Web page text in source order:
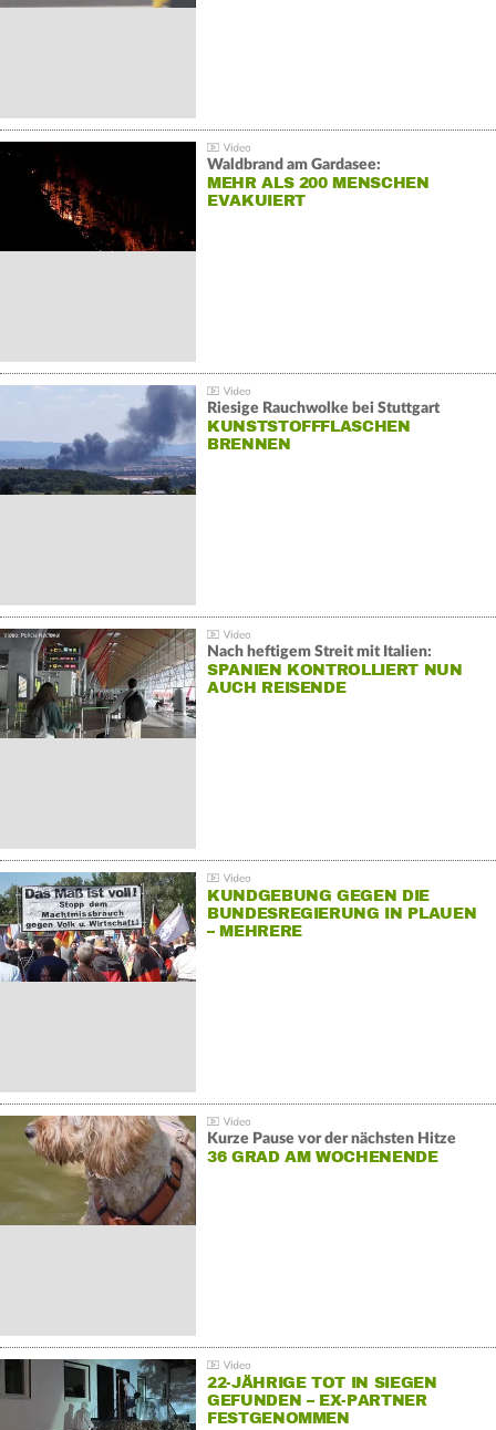
Waldbrand am Gardasee:
MEHR ALS 200 MENSCHEN
EVAKUIERT
Riesige Rauchwolke bei Stuttgart
KUNSTSTOFFFLASCHEN
BRENNEN
Nach heftigem Streit mit Italien:
SPANIEN KONTROLLIERT NUN
AUCH REISENDE
KUNDGEBUNG GEGEN DIE
BUNDESREGIERUNG IN PLAUEN
– MEHRERE
Kurze Pause vor der nächsten Hitze
36 GRAD AM WOCHENENDE
22-JÄHRIGE TOT IN SIEGEN
GEFUNDEN – EX-PARTNER
FESTGENOMMEN